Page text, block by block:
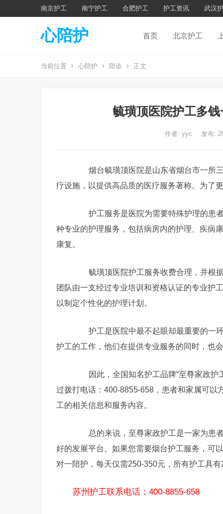
南京护工 南宁护工 合肥护工 护工资讯 武汉
心陪护 首页 北京护工
当前位置 心陪护 陪诊 正文
毓璜顶医院护工多
作者: yyc 发布:
烟台毓璜顶医院是山东省烟台市一所三
疗设施，以提供高品质的医疗服务著称。为了
护工服务是医院为需要特殊护理的患者
种专业的护理服务，包括病房内的护理、疾病
康复。
毓璜顶医院护工服务收费合理，并根据
团队由一支经过专业培训和资格认证的专业护
以制定个性化的护理计划。
护工是医院中最不起眼却最重要的一环
护工的工作，他们在提供专业服务的同时，也
因此，全国知名护工品牌“至尊家政护
过拨打电话：400-8855-658，患者和家属可以
工的相关信息和服务内容。
总的来说，至尊家政护工是一家为患者
好的发展平台。如果您需要烟台护工服务，可
对一陪护，每天仅需250-350元，所有护工具
苏州护工联系电话：400-8855-658